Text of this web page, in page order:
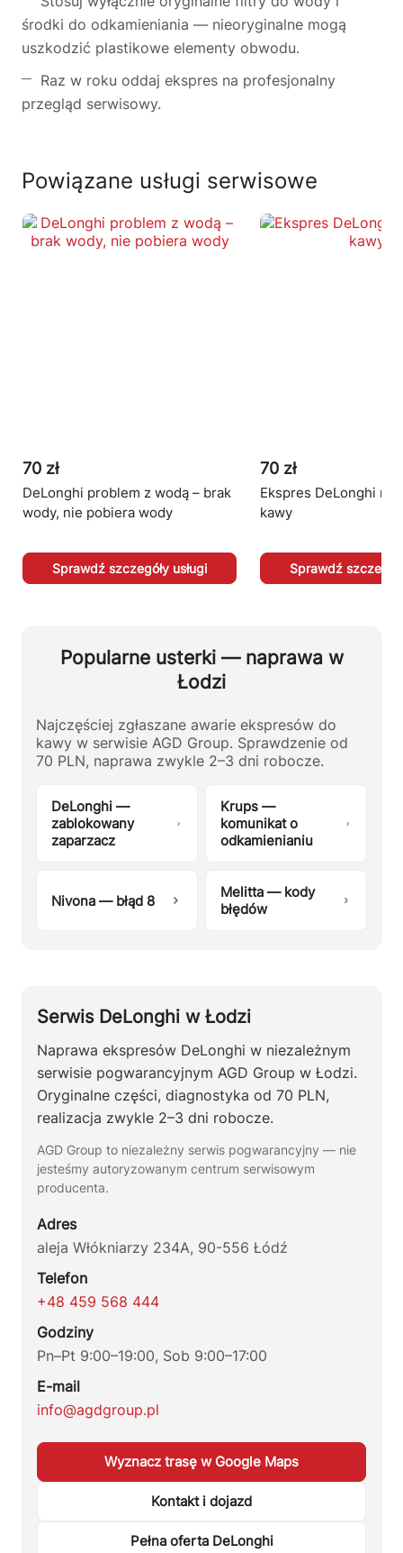
środki do odkamieniania — nieoryginalne mogą
uszkodzić plastikowe elementy obwodu.
Raz w roku oddaj ekspres na profesjonalny
przegląd serwisowy.
Powiązane usługi serwisowe
70 zł
DeLonghi problem z wodą – brak
wody, nie pobiera wody
Sprawdź szczegóły usługi
70 zł
Ekspres DeLonghi nie
kawy
Sprawdź
Popularne usterki — naprawa w
Łodzi
Najczęściej zgłaszane awarie ekspresów do
kawy w serwisie AGD Group. Sprawdzenie od
70 PLN, naprawa zwykle 2–3 dni robocze.
DeLonghi —
zablokowany
zaparzacz
Krups —
komunikat o
odkamienianiu
Nivona — błąd 8
Melitta — kody
błędów
Serwis DeLonghi w Łodzi
Naprawa ekspresów DeLonghi w niezależnym
serwisie pogwarancyjnym AGD Group w Łodzi.
Oryginalne części, diagnostyka od 70 PLN,
realizacja zwykle 2–3 dni robocze.
AGD Group to niezależny serwis pogwarancyjny — nie
jesteśmy autoryzowanym centrum serwisowym
producenta.
Adres
aleja Włókniarzy 234A, 90-556 Łódź
Telefon
+48 459 568 444
Godziny
Pn–Pt 9:00–19:00, Sob 9:00–17:00
E-mail
info@agdgroup.pl
Wyznacz trasę w Google Maps
Kontakt i dojazd
Pełna oferta DeLonghi